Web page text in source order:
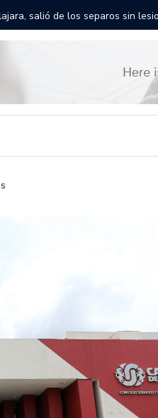
de Guadalajara: aparta la fecha